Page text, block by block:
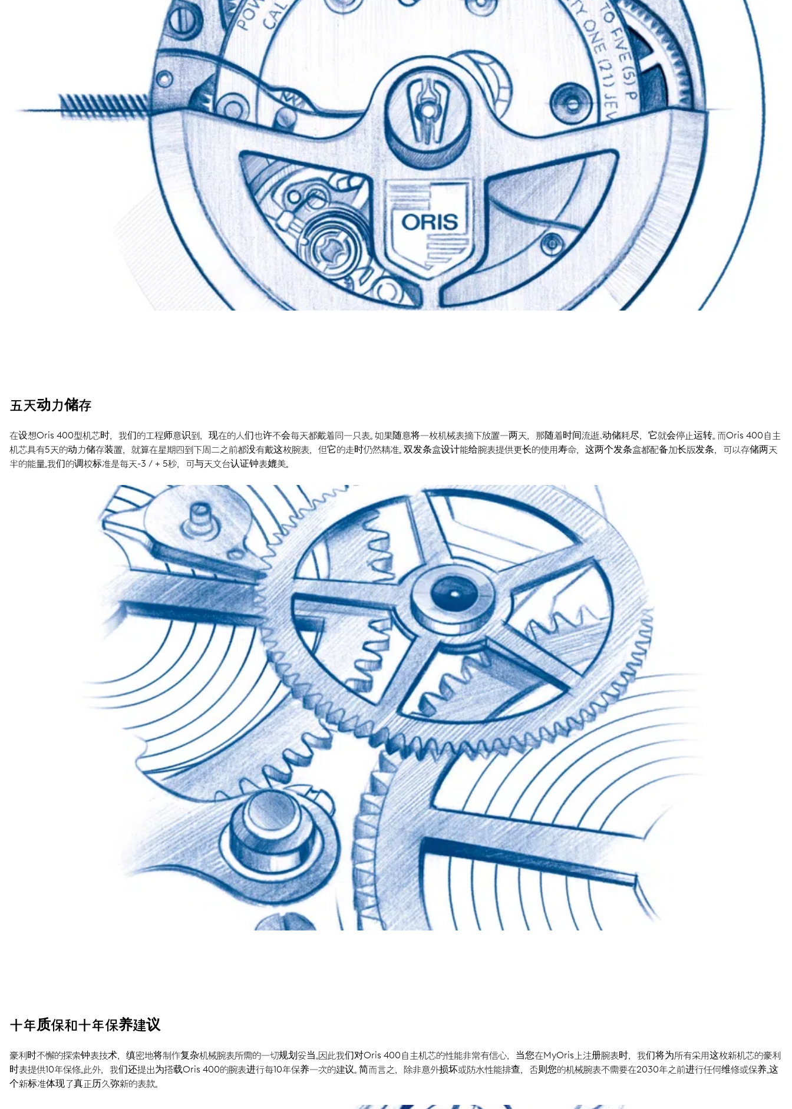
五天动力储存
在设想Oris 400型机芯时，我们的工程师意识到，现在的人们也许不会每天都戴着同一只表。 如果随意将一枚机械表摘下放置一两天，那随着时间流逝、动储耗尽，它就会停止运转。 而Oris 400自主
机芯具有5天的动力储存装置，就算在星期四到下周二之前都没有戴这枚腕表，但它的走时仍然精准。 双发条盒设计能给腕表提供更长的使用寿命，这两个发条盒都配备加长版发条，可以存储两天
半的能量。我们的调校标准是每天-3 / + 5秒，可与天文台认证钟表媲美。
十年质保和十年保养建议
豪利时不懈的探索钟表技术，缜密地将制作复杂机械腕表所需的一切规划妥当。因此我们对Oris 400自主机芯的性能非常有信心，当您在MyOris上注册腕表时，我们将为所有采用这枚新机芯的豪利
时表提供10年保修。此外，我们还提出为搭载Oris 400的腕表进行每10年保养一次的建议。 简而言之，除非意外损坏或防水性能排查，否则您的机械腕表不需要在2030年之前进行任何维修或保养。这
个新标准体现了真正历久弥新的表款。